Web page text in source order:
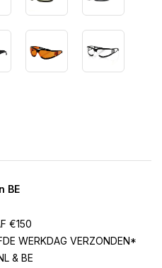
BE
€150
WERKDAG VERZONDEN*
& BE